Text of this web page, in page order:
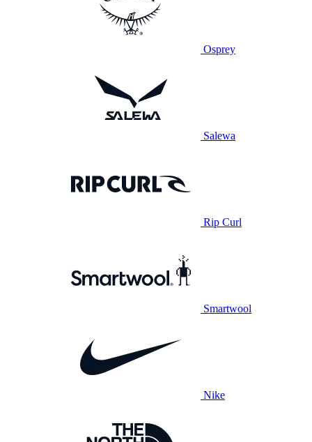
Osprey
Salewa
Rip Curl
Smartwool
Nike